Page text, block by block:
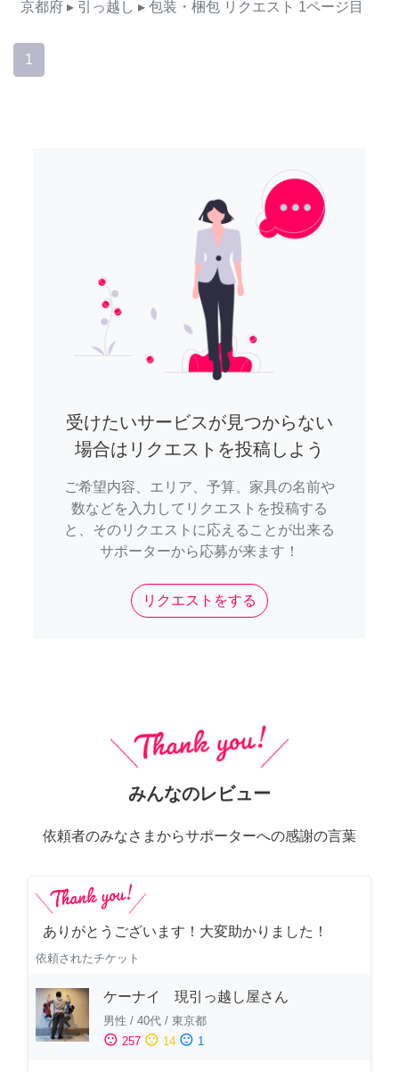
京都府 ▸ 引っ越し ▸ 包装・梱包 リクエスト 1ページ目
1
受けたいサービスが見つからない
場合はリクエストを投稿しよう
ご希望内容、エリア、予算、家具の名前や
数などを入力してリクエストを投稿する
と、そのリクエストに応えることが出来る
サポーターから応募が来ます！
リクエストをする
みんなのレビュー
依頼者のみなさまからサポーターへの感謝の言葉
ありがとうございます！大変助かりました！
依頼されたチケット
ケーナイ 現引っ越し屋さん
男性 / 40代 / 東京都
sentiment_satisfied 257 sentiment_neutral 14 sentiment_dissatisfied 1